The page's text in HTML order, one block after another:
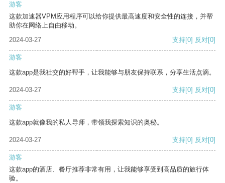
游客
这款加速器VPM应用程序可以给你提供最高速度和安全性的连接，并帮
助你在网络上自由移动。
2024-03-27
支持[0] 反对[0]
游客
这款app是我社交的好帮手，让我能够与朋友保持联系，分享生活点滴。
2024-03-27 支持[0] 反对[0]
游客
这款app就像我的私人导师，带领我探索知识的奥秘。
2024-03-27 支持[0] 反对[0]
游客
这款app的酒店、餐厅推荐非常有用，让我能够享受到高品质的旅行体
验。